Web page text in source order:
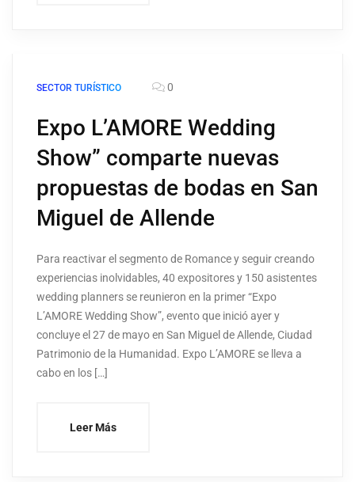
SECTOR TURÍSTICO 0
Expo L’AMORE Wedding
Show” comparte nuevas
propuestas de bodas en San
Miguel de Allende
Para reactivar el segmento de Romance y seguir creando
experiencias inolvidables, 40 expositores y 150 asistentes
wedding planners se reunieron en la primer “Expo
L’AMORE Wedding Show”, evento que inició ayer y
concluye el 27 de mayo en San Miguel de Allende, Ciudad
Patrimonio de la Humanidad. Expo L’AMORE se lleva a
cabo en los […]
Leer Más